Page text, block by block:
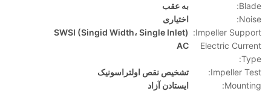
Blade:
به عقب
Noise:
اختیاری
Impeller Support:
SWSI (Singid Width، Single Inlet)
Electric Current
Type:
AC
Impeller Test:
تشخیص نقص اولتراسونیک
Mounting:
ایستادن آزاد